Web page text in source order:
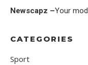
Newscapz –Your
CATEGORIES
Sport